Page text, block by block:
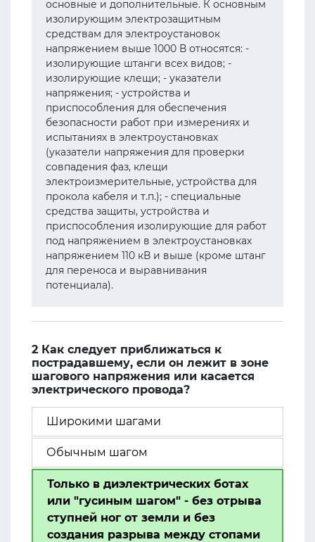
основные и дополнительные. К основным
изолирующим электрозащитным
средствам для электроустановок
напряжением выше 1000 В относятся: -
изолирующие штанги всех видов; -
изолирующие клещи; - указатели
напряжения; - устройства и
приспособления для обеспечения
безопасности работ при измерениях и
испытаниях в электроустановках
(указатели напряжения для проверки
совпадения фаз, клещи
электроизмерительные, устройства для
прокола кабеля и т.п.); - специальные
средства защиты, устройства и
приспособления изолирующие для работ
под напряжением в электроустановках
напряжением 110 кВ и выше (кроме штанг
для переноса и выравнивания
потенциала).
2 Как следует приближаться к
пострадавшему, если он лежит в зоне
шагового напряжения или касается
электрического провода?
Широкими шагами
Обычным шагом
Только в диэлектрических ботах
или "гусиным шагом" - без отрыва
ступней ног от земли и без
создания разрыва между стопами